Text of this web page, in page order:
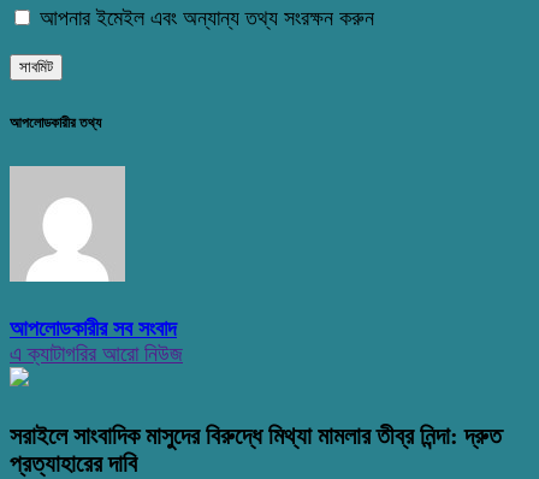
আপনার ইমেইল এবং অন্যান্য তথ্য সংরক্ষন করুন
আপলোডকারীর তথ্য
আপলোডকারীর সব সংবাদ
এ ক্যাটাগরির আরো নিউজ
সরাইলে সাংবাদিক মাসুদের বিরুদ্ধে মিথ্যা মামলার তীব্র নিন্দা: দ্রুত
প্রত্যাহারের দাবি